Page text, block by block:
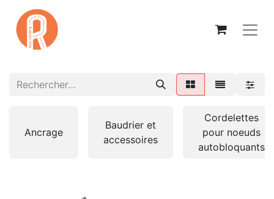
Ancrage
Baudrier et
accessoires
Cordelettes
pour noeuds
autobloquants